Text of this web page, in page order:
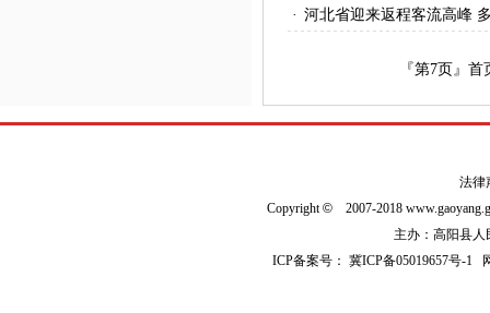
· 河北省迎来返程客流高峰
『第7页』 首
法律
Copyright© 2007-2018
主办：高阳县人
ICP备案号：冀ICP备05019657号-1